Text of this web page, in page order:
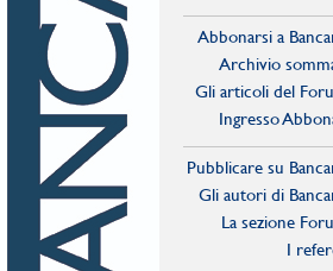
Abbonarsi a
Archivio
Gli articoli del
Ingresso
Pubblicare su
Gli autori di
La sezione
I